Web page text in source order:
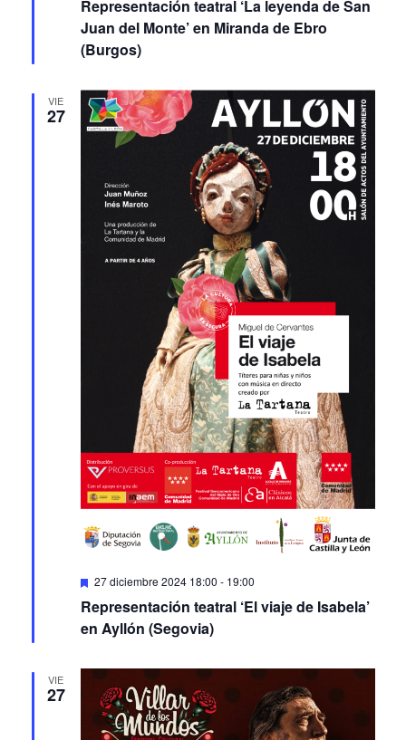
Representación teatral ‘La leyenda de San
Juan del Monte’ en Miranda de Ebro
(Burgos)
VIE
27
Featured
27 diciembre 2024 18:00 - 19:00
Representación teatral ‘El viaje de Isabela’
en Ayllón (Segovia)
VIE
27